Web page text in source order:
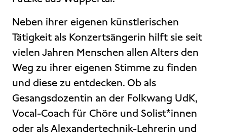
Neben ihrer eigenen künstlerischen
Tätigkeit als Konzertsängerin hilft sie seit
vielen Jahren Menschen allen Alters den
Weg zu ihrer eigenen Stimme zu finden
und diese zu entdecken. Ob als
Gesangsdozentin an der Folkwang UdK,
Vocal-Coach für Chöre und Solist*innen
oder als Alexandertechnik-Lehrerin und